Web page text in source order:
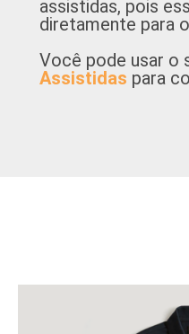
assistidas, pois
diretamente para
Você pode usar o
Assistidas para